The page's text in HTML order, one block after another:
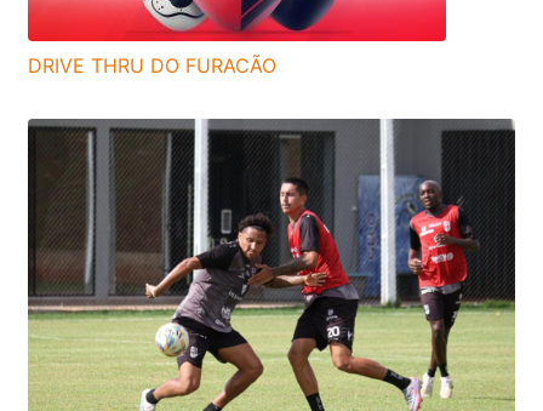
DRIVE THRU DO FURACÃO